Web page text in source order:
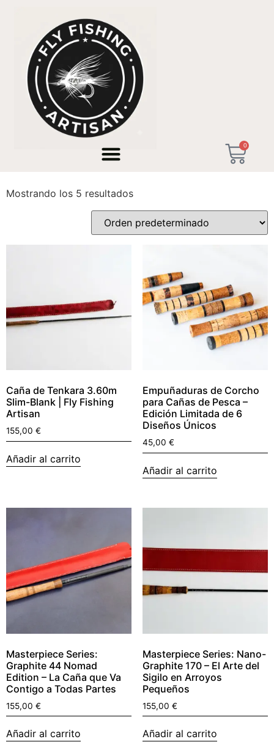
0
/ Productos etiquetados “Pesca de trucha”
Pesca de trucha
Mostrando los 5 resultados
Caña de Tenkara 3.60m
Slim-Blank | Fly Fishing
Artisan
155,00 €
Añadir al carrito
Empuñaduras de Corcho
para Cañas de Pesca –
Edición Limitada de 6
Diseños Únicos
45,00 €
Añadir al carrito
Masterpiece Series:
Graphite 44 Nomad
Edition – La Caña que Va
Contigo a Todas Partes
155,00 €
Añadir al carrito
Masterpiece Series: Nano-
Graphite 170 – El Arte del
Sigilo en Arroyos
Pequeños
155,00 €
Añadir al carrito